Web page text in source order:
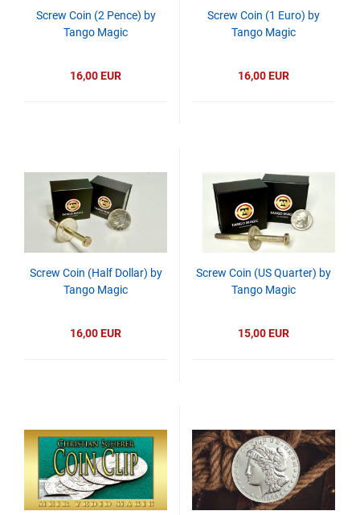
Screw Coin (2 Pence) by
Tango Magic
16,00 EUR
Screw Coin (1 Euro) by
Tango Magic
16,00 EUR
Screw Coin (Half Dollar) by
Tango Magic
16,00 EUR
Screw Coin (US Quarter) by
Tango Magic
15,00 EUR